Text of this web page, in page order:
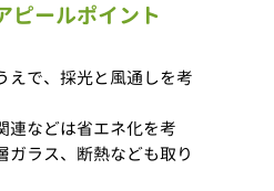
ピールポイント
えで、採光と風通しを考
連などは省エネ化を考
ガラス、断熱なども取り